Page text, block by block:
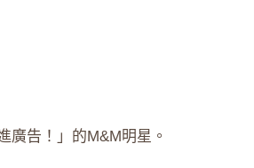
廣告！」的M&M明星。